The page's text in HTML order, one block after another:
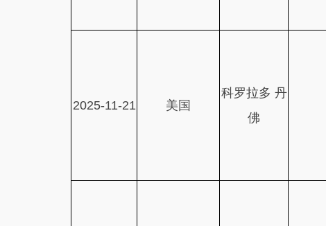
2025-11-21 美国
科罗拉多 丹
佛